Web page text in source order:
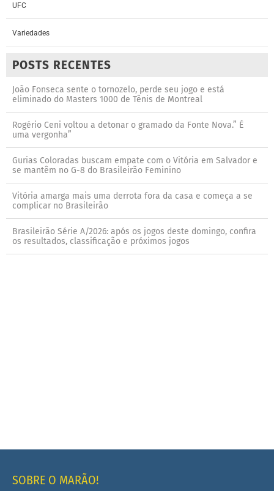
UFC
Variedades
POSTS RECENTES
João Fonseca sente o tornozelo, perde seu jogo e está
eliminado do Masters 1000 de Tênis de Montreal
Rogério Ceni voltou a detonar o gramado da Fonte Nova.” É
uma vergonha”
Gurias Coloradas buscam empate com o Vitória em Salvador e
se mantêm no G-8 do Brasileirão Feminino
Vitória amarga mais uma derrota fora da casa e começa a se
complicar no Brasileirão
Brasileirão Série A/2026: após os jogos deste domingo, confira
os resultados, classificação e próximos jogos
SOBRE O MARÃO!